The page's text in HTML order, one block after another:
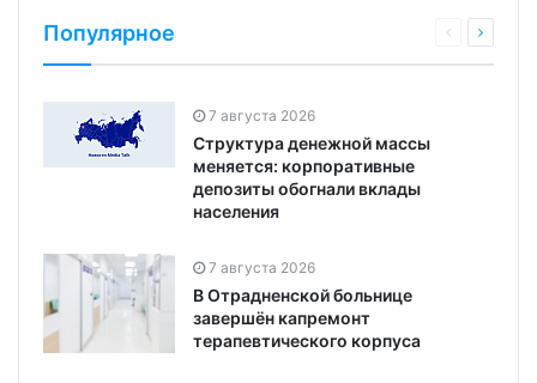
Популярное
7 августа 2026
Структура денежной массы
меняется: корпоративные
депозиты обогнали вклады
населения
7 августа 2026
В Отрадненской больнице
завершён капремонт
терапевтического корпуса